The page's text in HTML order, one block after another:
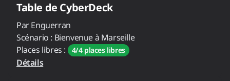
Table de CyberDeck
ParEnguerran
Scénario : Bienvenue à Marseille
Places libres :
4/4 places libres
Détails